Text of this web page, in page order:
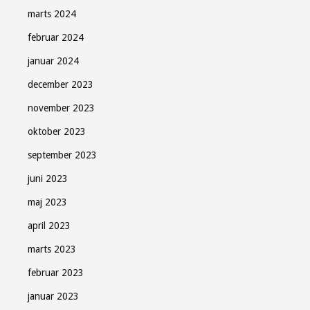
marts 2024
februar 2024
januar 2024
december 2023
november 2023
oktober 2023
september 2023
juni 2023
maj 2023
april 2023
marts 2023
februar 2023
januar 2023